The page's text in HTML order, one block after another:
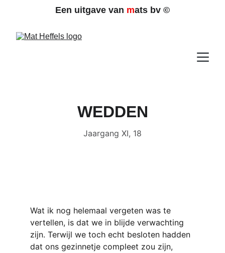
Een uitgave van mats bv ©
WEDDEN
Jaargang XI, 18
Wat ik nog helemaal vergeten was te
vertellen, is dat we in blijde verwachting
zijn. Terwijl we toch echt besloten hadden
dat ons gezinnetje compleet zou zijn,